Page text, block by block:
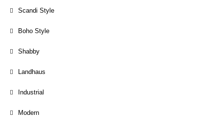
Scandi Style
Boho Style
Shabby
Landhaus
Industrial
Modern